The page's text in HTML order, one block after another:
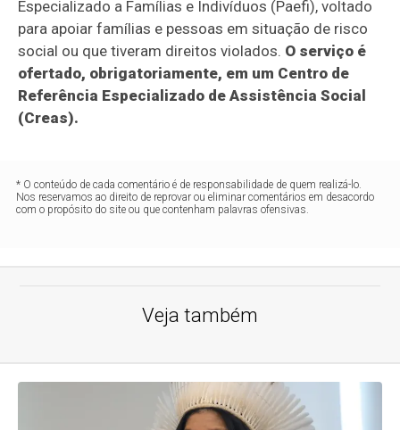
Especializado a Famílias e Indivíduos (Paefi), voltado
para apoiar famílias e pessoas em situação de risco
social ou que tiveram direitos violados. O serviço é
ofertado, obrigatoriamente, em um Centro de
Referência Especializado de Assistência Social
(Creas).
* O conteúdo de cada comentário é de responsabilidade de quem realizá-lo.
Nos reservamos ao direito de reprovar ou eliminar comentários em desacordo
com o propósito do site ou que contenham palavras ofensivas.
Veja também